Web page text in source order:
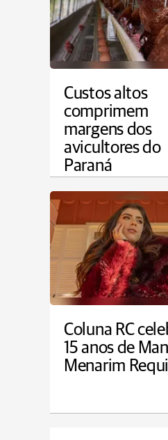
Custos altos
comprimem
margens dos
avicultores do
Paraná
Coluna RC
15 anos de
Menarim